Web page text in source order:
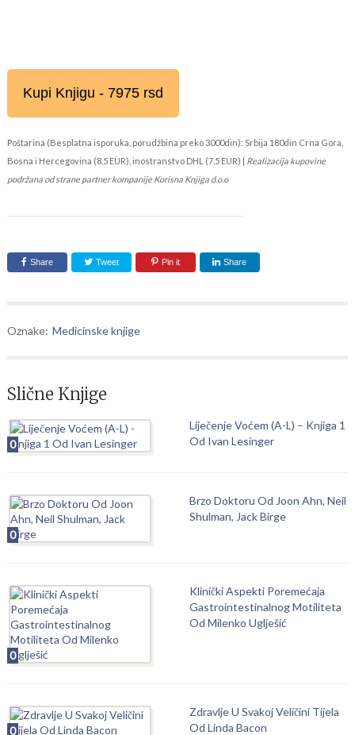
Kupi Knjigu - 7975 rsd
Poštarina (Besplatna isporuka, porudžbina preko 3000din): Srbija 180din Crna Gora,
Bosna i Hercegovina (8,5 EUR), inostranstvo DHL (7,5 EUR) | Realizacija kupovine
podržana od strane partner kompanije Korisna Knjiga d.o.o
Share Tweet Pin it Share
Oznake: Medicinske knjige
Slične Knjige
0
Liječenje Voćem (A-L) – Knjiga 1
Od Ivan Lesinger
0
Brzo Doktoru Od Joon Ahn, Neil
Shulman, Jack Birge
0
Klinički Aspekti Poremećaja
Gastrointestinalnog Motiliteta
Od Milenko Uglješić
0
Zdravlje U Svakoj Veličini Tijela
Od Linda Bacon